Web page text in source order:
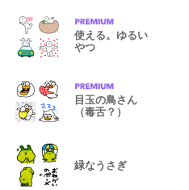
使える。ゆるい
やつ
目玉の鳥さん
（毒舌？）
緑なうさぎ